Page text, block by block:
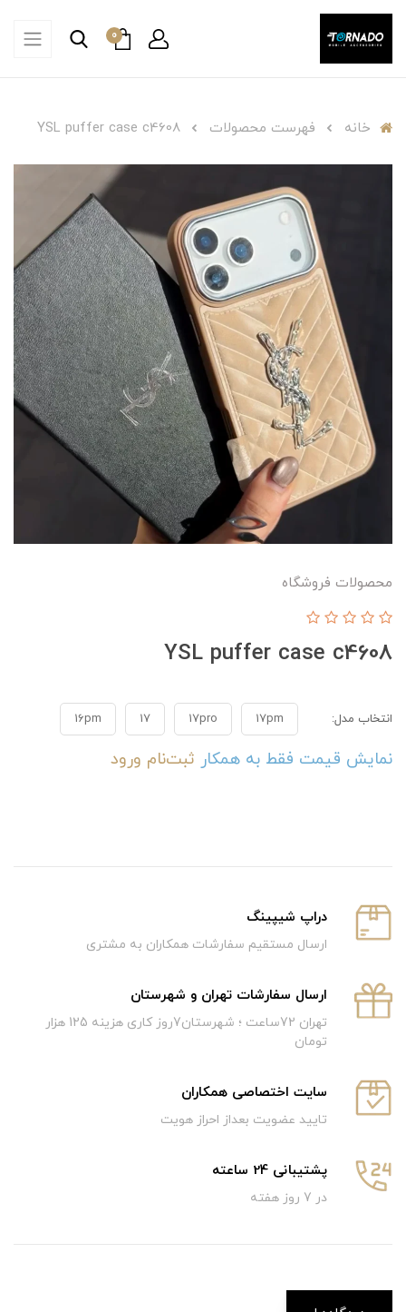
0
خانه فهرست محصولات YSL puffer case c4608
محصولات فروشگاه
YSL puffer case c4608
انتخاب مدل: 17pm
17pro
17
16pm
نمایش قیمت فقط به همکار ثبت‌نام ورود
دراپ شیپینگ
ارسال مستقیم سفارشات همکاران به مشتری
ارسال سفارشات تهران و شهرستان
تهران 72ساعت ؛ شهرستان7روز کاری هزینه 125 هزار
تومان
سایت اختصاصی همکاران
تایید عضویت بعداز احراز هویت
پشتیبانی 24 ساعته
در 7 روز هفته